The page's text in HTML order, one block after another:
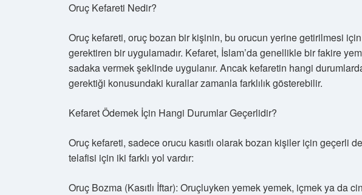
Oruç Kefareti Nedir?
Oruç kefareti, oruç bozan bir kişinin, bu orucun yerine getirilmesi
gerektiren bir uygulamadır. Kefaret, İslam’da genellikle bir fakire
sadaka vermek şeklinde uygulanır. Ancak kefaretin hangi
gerektiği konusundaki kurallar zamanla farklılık gösterebilir.
Kefaret Ödemek İçin Hangi Durumlar Geçerlidir?
Oruç kefareti, sadece orucu kasıtlı olarak bozan kişiler için geçerli
telafisi için iki farklı yol vardır:
Oruç Bozma (Kasıtlı İftar): Oruçluyken yemek yemek, içmek ya da